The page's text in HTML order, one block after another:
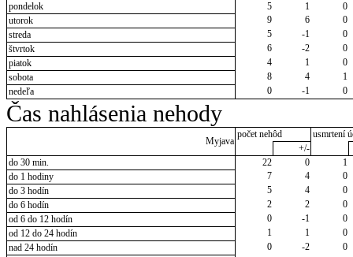
pondelok
5 1
0
utorok
9 6
0
streda
5 -1
0
štvrtok
6 -2
0
piatok
4 1
0
sobota
8 4
1
nedeľa
0 -1 0
Čas nahlásenia nehody
Myjava
počet nehôd
usmrtení
+/-
do 30 min.
22 0
1
do 1 hodiny
7 4
0
do 3 hodín
5 4
0
do 6 hodín
2 2
0
od 6 do 12 hodín
0 -1
0
od 12 do 24 hodín
1 1
0
nad 24 hodín
0 -2
0